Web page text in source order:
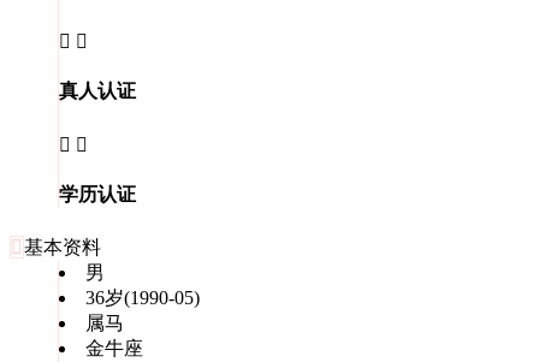
 
真人认证
 
学历认证
 基本资料
男
36岁(1990-05)
属马
金牛座